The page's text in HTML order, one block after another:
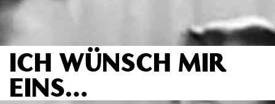
ICH WÜNSCH MIR
EINS…